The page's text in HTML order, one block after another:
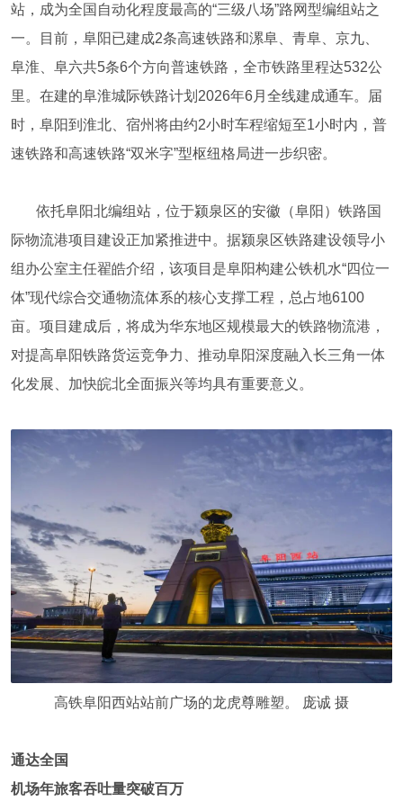
站，成为全国自动化程度最高的“三级八场”路网型编组站之
一。目前，阜阳已建成2条高速铁路和漯阜、青阜、京九、
阜淮、阜六共5条6个方向普速铁路，全市铁路里程达532公
里。在建的阜淮城际铁路计划2026年6月全线建成通车。届
时，阜阳到淮北、宿州将由约2小时车程缩短至1小时内，普
速铁路和高速铁路“双米字”型枢纽格局进一步织密。
依托阜阳北编组站，位于颍泉区的安徽（阜阳）铁路国
际物流港项目建设正加紧推进中。据颍泉区铁路建设领导小
组办公室主任翟皓介绍，该项目是阜阳构建公铁机水“四位一
体”现代综合交通物流体系的核心支撑工程，总占地6100
亩。项目建成后，将成为华东地区规模最大的铁路物流港，
对提高阜阳铁路货运竞争力、推动阜阳深度融入长三角一体
化发展、加快皖北全面振兴等均具有重要意义。
高铁阜阳西站站前广场的龙虎尊雕塑。 庞诚 摄
通达全国
机场年旅客吞吐量突破百万